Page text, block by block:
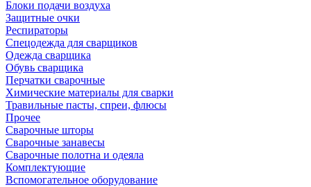
Блоки подачи воздуха
Защитные очки
Респираторы
Спецодежда для сварщиков
Одежда сварщика
Обувь сварщика
Перчатки сварочные
Химические материалы для сварки
Травильные пасты, спреи, флюсы
Прочее
Сварочные шторы
Сварочные занавесы
Сварочные полотна и одеяла
Комплектующие
Вспомогательное оборудование